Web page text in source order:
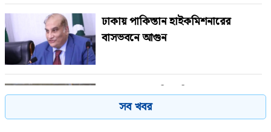
ঢাকায় পাকিস্তান হাইকমিশনারের
বাসভবনে আগুন
সুখবর পেলেন বিএনপির ৬ নেতা
সব খবর